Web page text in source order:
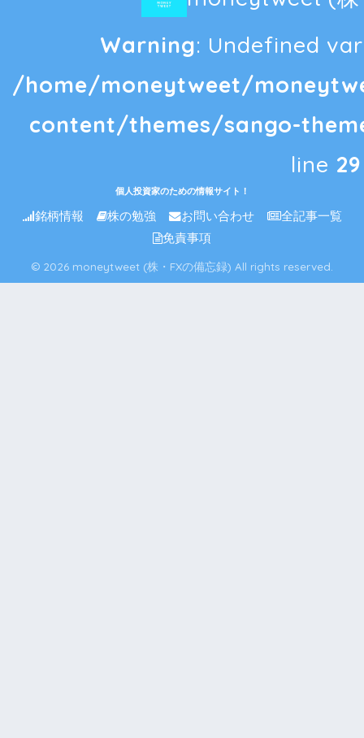
Warning: Undefined
/home/moneytweet/
content/themes/sango-
line 29
個人投資家のための情報サイト！
銘柄情報 株の勉強 お問い合わせ
全記事一覧
免責事項
© 2026 moneytweet (株・FXの備忘録) All rights reserved.